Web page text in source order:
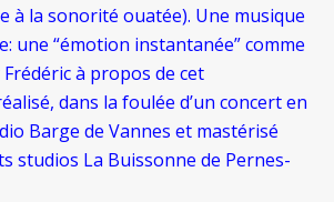
à la sonorité ouatée). Une musique
une “émotion instantanée” comme
à propos de cet
dans la foulée d’un concert en
Barge de Vannes et mastérisé
studios La Buissonne de Pernes-